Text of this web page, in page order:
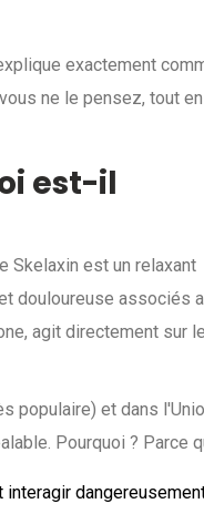
exactement
ne le pensez, tout
est-il
Skelaxin est un relaxant
douloureuse associés
agit directement sur
populaire) et dans
Pourquoi ? Parce
interagir